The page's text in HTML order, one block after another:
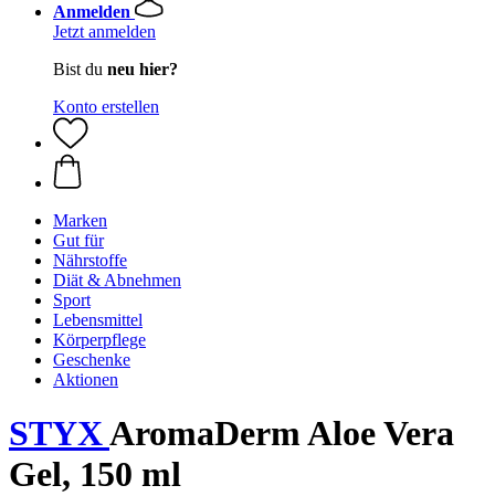
Anmelden
Jetzt anmelden
Bist du neu hier?
Konto erstellen
Marken
Gut für
Nährstoffe
Diät & Abnehmen
Sport
Lebensmittel
Körperpflege
Geschenke
Aktionen
STYXAromaDerm Aloe Vera
Gel, 150 ml